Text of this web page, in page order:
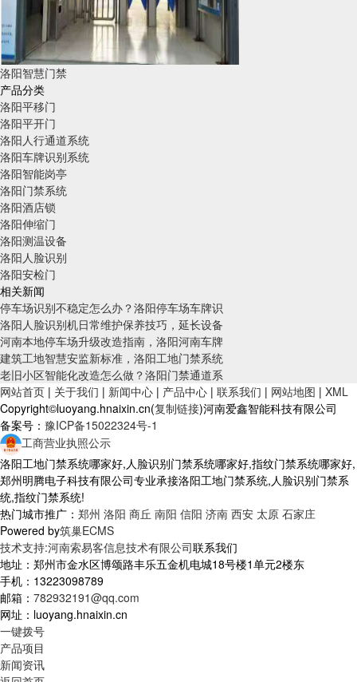
洛阳智慧门禁
产品分类
洛阳平移门
洛阳平开门
洛阳人行通道系统
洛阳车牌识别系统
洛阳智能岗亭
洛阳门禁系统
洛阳酒店锁
洛阳伸缩门
洛阳测温设备
洛阳人脸识别
洛阳安检门
相关新闻
停车场识别不稳定怎么办？洛阳停车场车牌识
洛阳人脸识别机日常维护保养技巧，延长设备
河南本地停车场升级改造指南，洛阳河南车牌
建筑工地智慧安监新标准，洛阳工地门禁系统
老旧小区智能化改造怎么做？洛阳门禁通道系
网站首页 | 关于我们 | 新闻中心 | 产品中心 | 联系我们 | 网站地图 | XML
Copyright©luoyang.hnaixin.cn(复制链接)河南爱鑫智能科技有限公司
备案号： 豫ICP备15022324号-1
工商营业执照公示
洛阳工地门禁系统哪家好,人脸识别门禁系统哪家好,指纹门禁系统哪家好,
郑州明腾电子科技有限公司专业承接洛阳工地门禁系统,人脸识别门禁系
统,指纹门禁系统!
热门城市推广： 郑州 洛阳 商丘 南阳 信阳 济南 西安 太原 石家庄
Powered by筑巢ECMS
技术支持:河南索易客信息技术有限公司联系我们
地址：郑州市金水区博颂路丰乐五金机电城18号楼1单元2楼东
手机：13223098789
邮箱： 782932191@qq.com
网址：luoyang.hnaixin.cn
一键拨号
产品项目
新闻资讯